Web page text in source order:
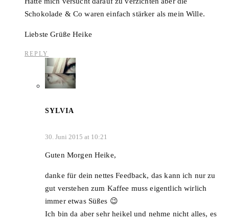
Schokolade & Co waren einfach stärker als mein Wille.
Liebste Grüße Heike
REPLY
SYLVIA
30. Juni 2015 at 10:21
Guten Morgen Heike,
danke für dein nettes Feedback, das kann ich nur zu
gut verstehen zum Kaffee muss eigentlich wirlich
immer etwas Süßes 😉
Ich bin da aber sehr heikel und nehme nicht alles, es